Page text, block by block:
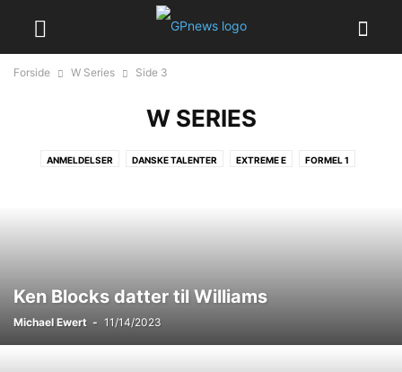
Forside W Series Side 3
W SERIES
ANMELDELSER DANSKE TALENTER EXTREME E FORMEL 1
Ken Blocks datter til Williams
Michael Ewert - 11/14/2023